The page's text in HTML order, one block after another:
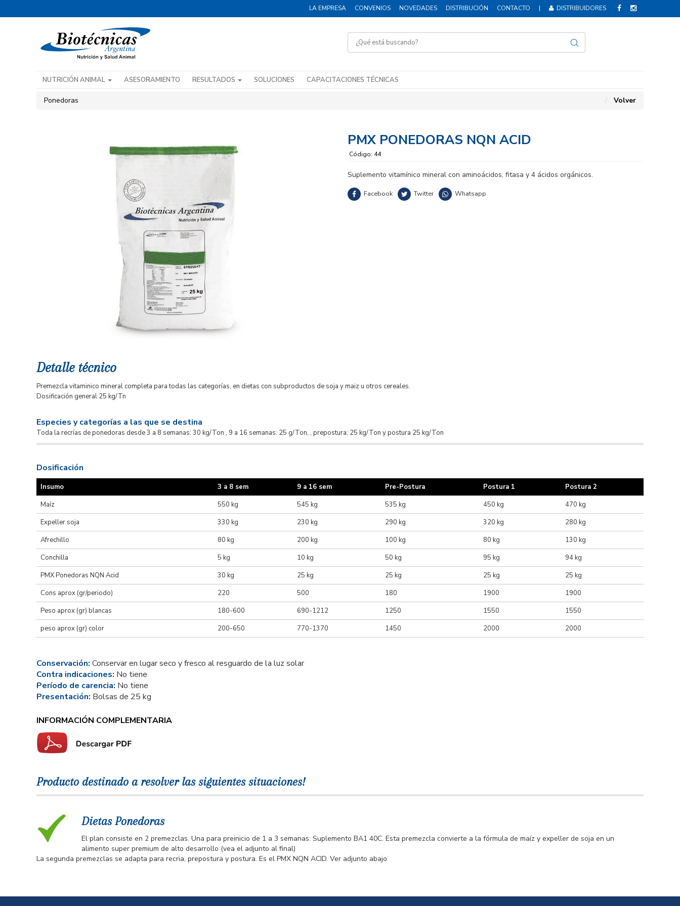
LA EMPRESA CONVENIOS NOVEDADES DISTRIBUCIÓN CONTACTO | DISTRIBUIDORES
NUTRICIÓN ANIMAL ASESORAMIENTO RESULTADOS SOLUCIONES CAPACITACIONES TÉCNICAS
Ponedoras Volver
PMX PONEDORAS NQN ACID
Código: 44
Suplemento vitamínico mineral con aminoácidos, fitasa y 4 ácidos orgánicos.
Facebook Twitter Whatsapp
Detalle técnico
Premezcla vitaminico mineral completa para todas las categorías, en dietas con subproductos de soja y maiz u otros cereales.
Dosificación general 25 kg/Tn
Especies y categorías a las que se destina
Toda la recrías de ponedoras desde 3 a 8 semanas: 30 kg/Ton , 9 a 16 semanas: 25 g/Ton, , prepostura: 25 kg/Ton y postura 25 kg/Ton
Dosificación
Insumo 3 a 8 sem 9 a 16 sem Pre-Postura Postura 1
Postura 2
Maíz
550 kg 545 kg 535 kg 450 kg
470 kg
Expeller soja
330 kg 230 kg 290 kg 320 kg
280 kg
Afrechillo
80 kg 200 kg 100 kg 80 kg
130 kg
Conchilla
5 kg 10 kg 50 kg 95 kg
94 kg
PMX Ponedoras NQN Acid
30 kg 25 kg 25 kg 25 kg
25 kg
Cons aprox (gr/periodo)
220 500 180 1900
1900
Peso aprox (gr) blancas
180-600 690-1212 1250 1550
1550
peso aprox (gr) color
200-650 770-1370 1450 2000 2000
Conservación: Conservar en lugar seco y fresco al resguardo de la luz solar
Contra indicaciones: No tiene
Período de carencia: No tiene
Presentación: Bolsas de 25 kg
INFORMACIÓN COMPLEMENTARIA
Producto destinado a resolver las siguientes situaciones!
Dietas Ponedoras
El plan consiste en 2 premezclas. Una para preinicio de 1 a 3 semanas: Suplemento BA1 40C. Esta premezcla convierte a la fórmula de maíz y expeller de soja en un
alimento super premium de alto desarrollo (vea el adjunto al final)
La segunda premezclas se adapta para recria, prepostura y postura. Es el PMX NQN ACID. Ver adjunto abajo